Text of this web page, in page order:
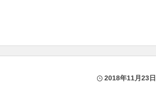
2018年11月23日